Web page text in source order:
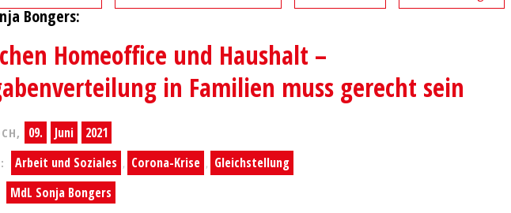
Bongers:
Homeoffice und Haushalt –
in Familien muss gerecht sein
09. Juni 2021
Arbeit und Soziales , Corona-Krise , Gleichstellung
MdL Sonja Bongers